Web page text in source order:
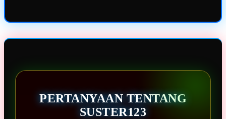
PERTANYAAN TENTANG
SUSTER123